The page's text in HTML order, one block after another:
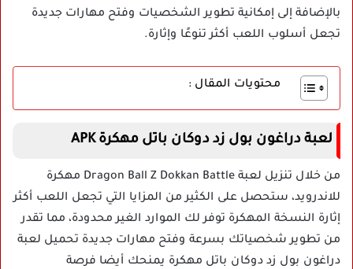
بالإضافة إلى إمكانية تطوير الشخصيات وفتح مهارات جديدة
تجعل أسلوب اللعب أكثر تنوعًا وإثارة.
محتويات المقال :
لعبة دراغون بول زد دوكان باتل مهكرة APK
من خلال تنزيل لعبة Dragon Ball Z Dokkan Battle مهكرة
للاندرويد، ستحصل على الكثير من المزايا التي تجعل اللعب أكثر
إثارة النسخة المهكرة توفر لك الموارد الغير محدودة، مما تقدر
من تطوير شخصياتك بسرعة وفتح مهارات جديدة تحميل لعبة
دراغون بول زد دوكان باتل مهكرة يمنحك أيضا فرصة